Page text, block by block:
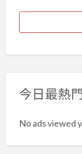
今日最熱
No ads viewed